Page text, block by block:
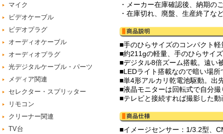
マイク
ビデオケーブル
ビデオプラグ
オーディオケーブル
オーディオプラグ
光デジタルケーブル・パーツ
メディア関連
セレクター・スプリッター
リモコン
クリーナー関連
TV台
・メーカー在庫確認後、納期の
・在庫切れ、廃盤、生産終了な
■手のひらサイズのコンパクト
■約211gの軽量、手のひらサイ
■デジタル8倍ズーム搭載。遠い
■LEDライト搭載なので暗い場
■単4形アルカリ乾電池駆動。出
■液晶モニターは回転式で自分
■テレビと接続すれば撮影した
■イメージセンサー：1/3.2型、